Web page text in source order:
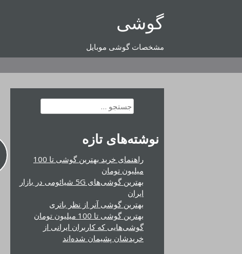
گوشی
مشخصات گوشی موبایل
جستجو
برای:
نوشته‌های تازه
راهنمای خرید بهترین گوشی تا 100
میلیون تومان
بهترین گوشی‌های 5G شیائومی در بازار
ایران
بهترین گوشی آنر از نظر باتری
بهترین گوشی تا 100 میلیون تومان
گوشی‌هایی که کاربران ایرانی از
خریدشان پشیمان شده‌اند